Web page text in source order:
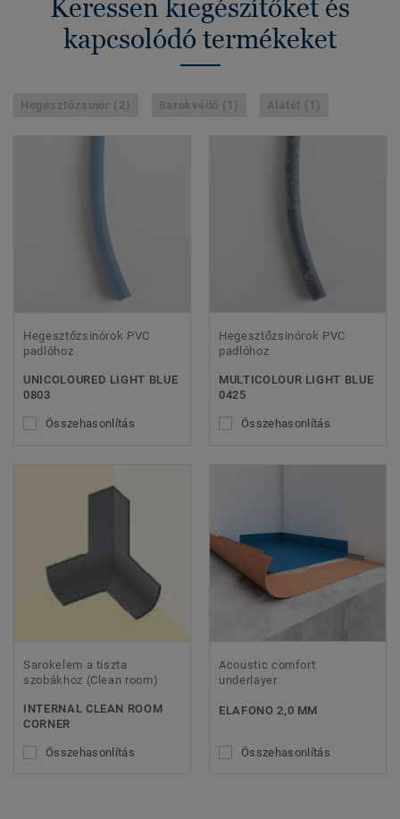
Keressen kiegészítőket és
kapcsolódó termékeket
Hegesztőzsinór (2) Sarokvédő (1) Alátét (1)
Hegesztőzsinórok PVC
padlóhoz
UNICOLOURED LIGHT BLUE
0803
Összehasonlítás
Hegesztőzsinórok PVC
padlóhoz
MULTICOLOUR LIGHT BLUE
0425
Összehasonlítás
Sarokelem a tiszta
szobákhoz (Clean room)
INTERNAL CLEAN ROOM
CORNER
Összehasonlítás
Acoustic comfort
underlayer
ELAFONO 2,0 MM
Összehasonlítás